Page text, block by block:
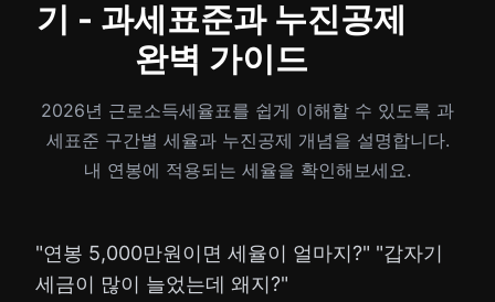
기 - 과세표준과 누진공제
완벽 가이드
2026년 근로소득세율표를 쉽게 이해할 수 있도록 과
세표준 구간별 세율과 누진공제 개념을 설명합니다.
내 연봉에 적용되는 세율을 확인해보세요.
"연봉 5,000만원이면 세율이 얼마지?" "갑자기
세금이 많이 늘었는데 왜지?"